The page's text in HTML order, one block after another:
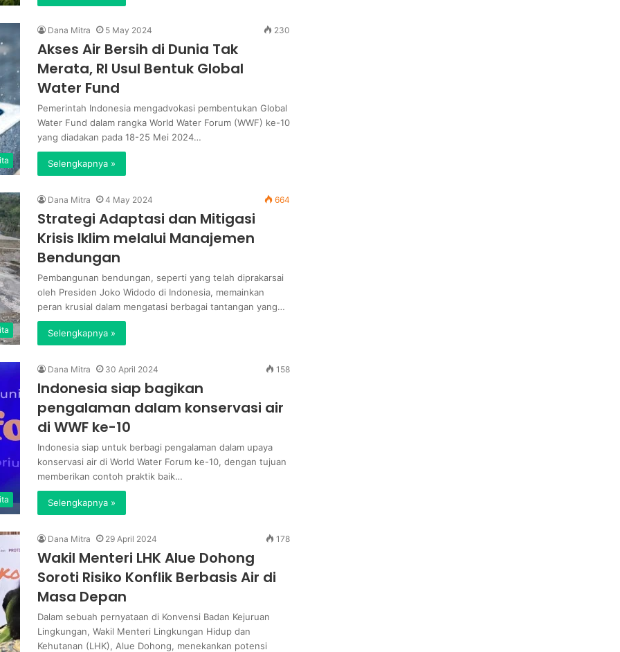
Dana Mitra 5 May 2024 230
Akses Air Bersih di Dunia Tak
Merata, RI Usul Bentuk Global
Water Fund
Pemerintah Indonesia mengadvokasi pembentukan Global
Water Fund dalam rangka World Water Forum (WWF) ke-10
yang diadakan pada 18-25 Mei 2024…
Selengkapnya »
Dana Mitra 4 May 2024 664
Strategi Adaptasi dan Mitigasi
Krisis Iklim melalui Manajemen
Bendungan
Pembangunan bendungan, seperti yang telah diprakarsai
oleh Presiden Joko Widodo di Indonesia, memainkan
peran krusial dalam mengatasi berbagai tantangan yang…
Selengkapnya »
Dana Mitra 30 April 2024 158
Indonesia siap bagikan
pengalaman dalam konservasi air
di WWF ke-10
Indonesia siap untuk berbagi pengalaman dalam upaya
konservasi air di World Water Forum ke-10, dengan tujuan
memberikan contoh praktik baik…
Selengkapnya »
Dana Mitra 29 April 2024 178
Wakil Menteri LHK Alue Dohong
Soroti Risiko Konflik Berbasis Air di
Masa Depan
Dalam sebuah pernyataan di Konvensi Badan Kejuruan
Lingkungan, Wakil Menteri Lingkungan Hidup dan
Kehutanan (LHK), Alue Dohong, menekankan potensi